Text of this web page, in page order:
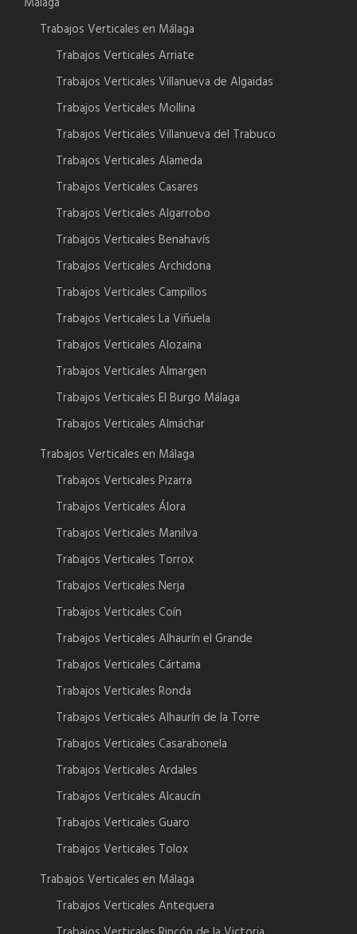
Trabajos Verticales en Málaga
Trabajos Verticales Arriate
Trabajos Verticales Villanueva de Algaidas
Trabajos Verticales Mollina
Trabajos Verticales Villanueva del Trabuco
Trabajos Verticales Alameda
Trabajos Verticales Casares
Trabajos Verticales Algarrobo
Trabajos Verticales Benahavís
Trabajos Verticales Archidona
Trabajos Verticales Campillos
Trabajos Verticales La Viñuela
Trabajos Verticales Alozaina
Trabajos Verticales Almargen
Trabajos Verticales El Burgo Málaga
Trabajos Verticales Almáchar
Trabajos Verticales en Málaga
Trabajos Verticales Pizarra
Trabajos Verticales Álora
Trabajos Verticales Manilva
Trabajos Verticales Torrox
Trabajos Verticales Nerja
Trabajos Verticales Coín
Trabajos Verticales Alhaurín el Grande
Trabajos Verticales Cártama
Trabajos Verticales Ronda
Trabajos Verticales Alhaurín de la Torre
Trabajos Verticales Casarabonela
Trabajos Verticales Ardales
Trabajos Verticales Alcaucín
Trabajos Verticales Guaro
Trabajos Verticales Tolox
Trabajos Verticales en Málaga
Trabajos Verticales Antequera